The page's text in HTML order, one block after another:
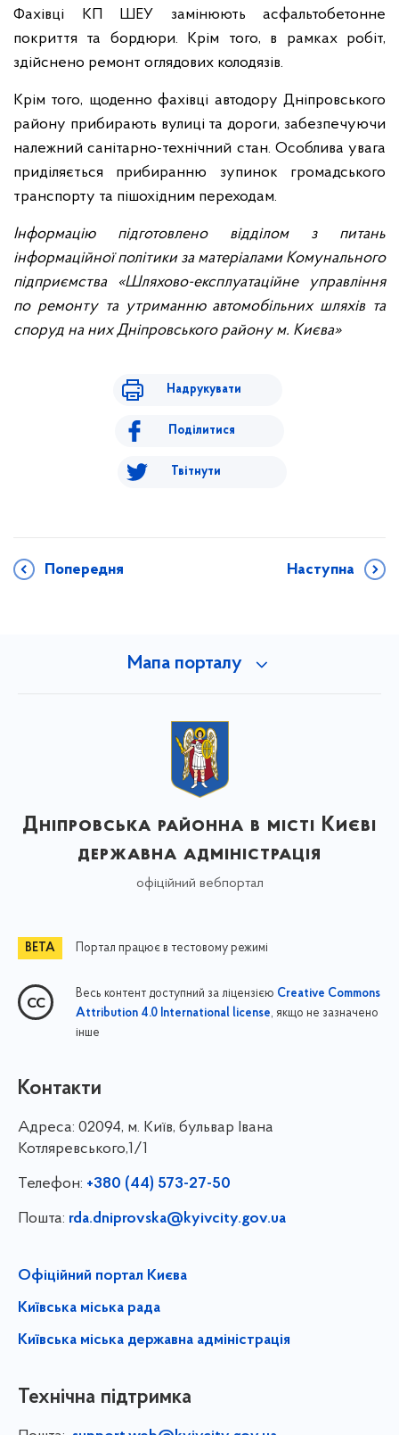
Фахівці КП ШЕУ замінюють асфальтобетонне
покриття та бордюри. Крім того, в рамках робіт,
здійснено ремонт оглядових колодязів.
Крім того, щоденно фахівці автодору Дніпровського
району прибирають вулиці та дороги, забезпечуючи
належний санітарно-технічний стан. Особлива увага
приділяється прибиранню зупинок громадського
транспорту та пішохідним переходам.
Інформацію підготовлено відділом з питань
інформаційної політики за матеріалами Комунального
підприємства «Шляхово-експлуатаційне управління
по ремонту та утриманню автомобільних шляхів та
споруд на них Дніпровського району м. Києва»
Надрукувати
Поділитися
Твітнути
Попередня Наступна
Мапа порталу
Дніпровська районна в місті Києві
державна адміністрація
офіційний вебпортал
Портал працює в тестовому режимі
Весь контент доступний за ліцензією Creative Commons
Attribution 4.0 International license, якщо не зазначено
інше
Контакти
Адреса: 02094, м. Київ, бульвар Івана
Котляревського,1/1
Телефон: +380 (44) 573-27-50
Пошта: rda.dniprovska@kyivcity.gov.ua
Офіційний портал Києва
Київська міська рада
Київська міська державна адміністрація
Технічна підтримка